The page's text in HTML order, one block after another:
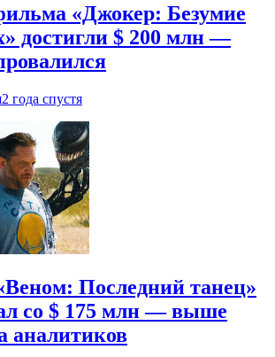
«Джокер: Безумие
достигли $ 200 млн —
2 года спустя
Последний танец»
со $ 175 млн — выше
аналитиков